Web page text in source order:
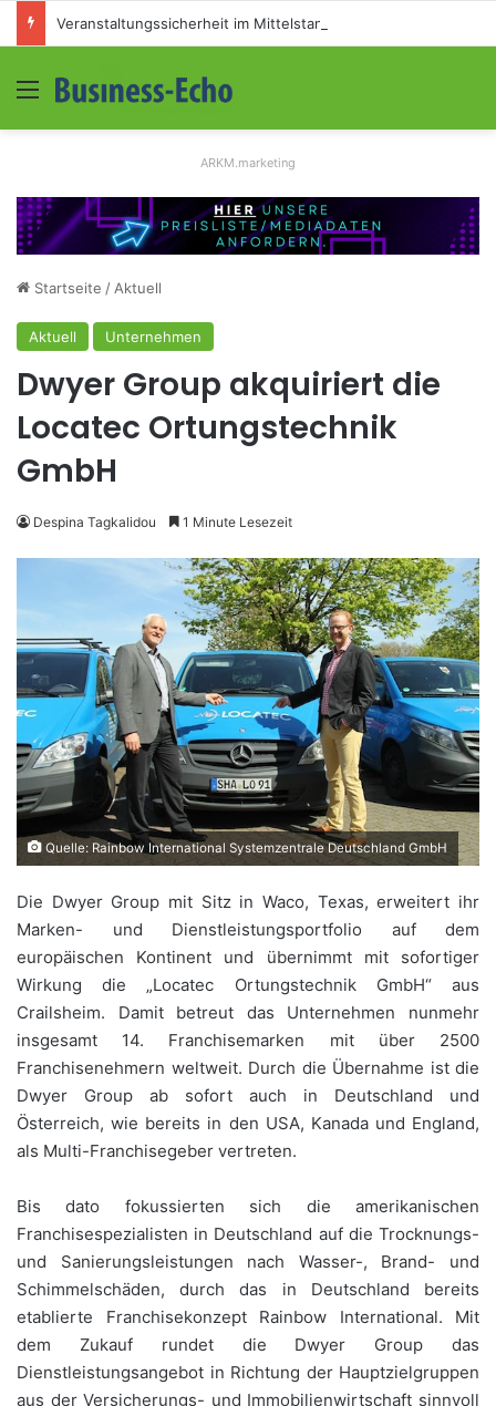
Menü
ARKM.marketing
Startseite / Aktuell
Aktuell Unternehmen
Dwyer Group akquiriert die
Locatec Ortungstechnik
GmbH
Despina Tagkalidou 1 Minute Lesezeit
Quelle: Rainbow International Systemzentrale Deutschland GmbH
Die Dwyer Group mit Sitz in Waco, Texas, erweitert ihr
Marken- und Dienstleistungsportfolio auf dem
europäischen Kontinent und übernimmt mit sofortiger
Wirkung die „Locatec Ortungstechnik GmbH“ aus
Crailsheim. Damit betreut das Unternehmen nunmehr
insgesamt 14. Franchisemarken mit über 2500
Franchisenehmern weltweit. Durch die Übernahme ist die
Dwyer Group ab sofort auch in Deutschland und
Österreich, wie bereits in den USA, Kanada und England,
als Multi-Franchisegeber vertreten.
Bis dato fokussierten sich die amerikanischen
Franchisespezialisten in Deutschland auf die Trocknungs-
und Sanierungsleistungen nach Wasser-, Brand- und
Schimmelschäden, durch das in Deutschland bereits
etablierte Franchisekonzept Rainbow International. Mit
dem Zukauf rundet die Dwyer Group das
Dienstleistungsangebot in Richtung der Hauptzielgruppen
aus der Versicherungs- und Immobilienwirtschaft sinnvoll